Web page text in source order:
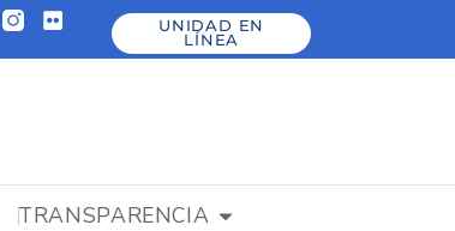
UNIDAD EN
LÍNEA
TRANSPARENCIA